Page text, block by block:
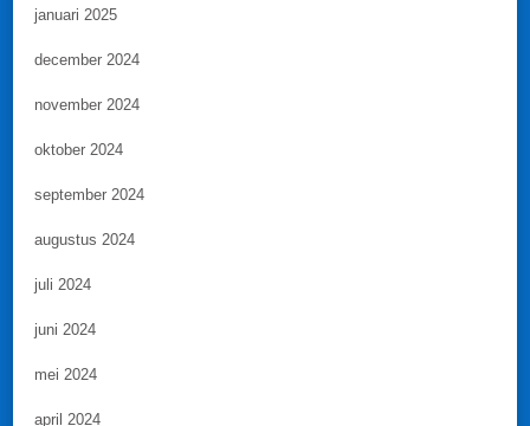
januari 2025
december 2024
november 2024
oktober 2024
september 2024
augustus 2024
juli 2024
juni 2024
mei 2024
april 2024